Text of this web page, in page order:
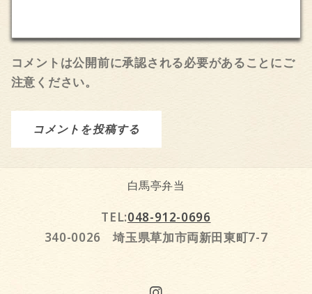
コメントは公開前に承認される必要があることにご
注意ください。
白馬亭弁当
TEL:048-912-0696
340-0026 埼玉県草加市両新田東町7-7